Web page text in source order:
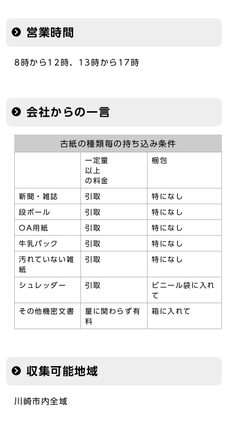
営業時間
8時から12時、13時から17時
会社からの一言
古紙の種類毎の持ち込み条件
一定量
以上
の料金
梱包
新聞・雑誌 引取 特になし
段ボール 引取 特になし
OA用紙 引取 特になし
牛乳パック 引取 特になし
汚れていない雑
紙
引取 特になし
シュレッダー 引取
ビニール袋に入れ
て
その他機密文書
量に関わらず有
料
箱に入れて
収集可能地域
川崎市内全域